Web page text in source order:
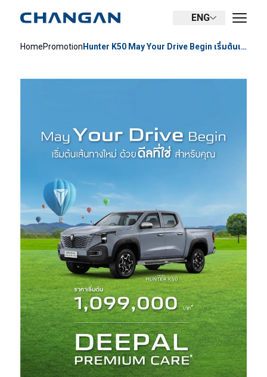
ENG
HomePromotion Hunter K50 May Your Drive Begin เริ่มต้นเส้นทางใหม่ ด้วยดีลที่ใช่ สำหรับคุณ ได้ที่นี่ !